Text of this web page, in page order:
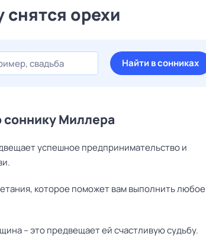
орехи
Найти в сонниках
соннику Миллера
успешное предпринимательство и
которое поможет вам выполнить любое
– это предвещает ей счастливую судьбу.